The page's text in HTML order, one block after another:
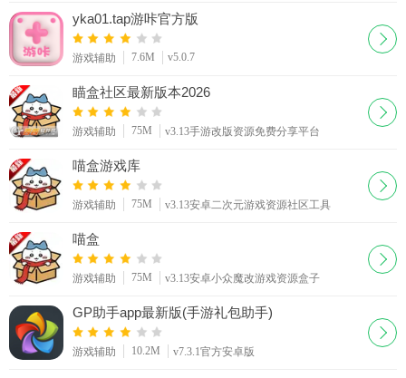
yka01.tap游咔官方版
游戏辅助 7.6M v5.0.7
瞄盒社区最新版本2026
游戏辅助 75M v3.13手游改版资源免费分享平台
喵盒游戏库
游戏辅助 75M v3.13安卓二次元游戏资源社区工具
喵盒
游戏辅助 75M v3.13安卓小众魔改游戏资源盒子
GP助手app最新版(手游礼包助手)
游戏辅助 10.2M v7.3.1官方安卓版